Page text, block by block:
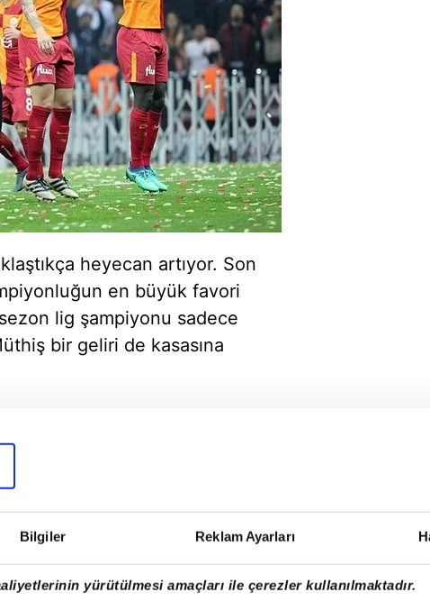
Bilgiler Reklam Ayarları
yürütülmesi amaçları ile çerezler kullanılmaktadır.
heyecan artıyor. Son
en büyük favori
lig şampiyonu sadece
bir geliri de kasasına